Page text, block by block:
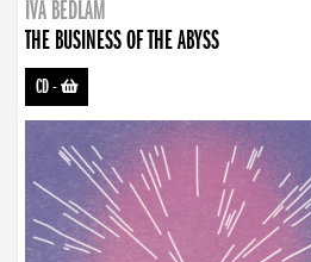
IVA BEDLAM
THE BUSINESS OF THE ABYSS
CD-